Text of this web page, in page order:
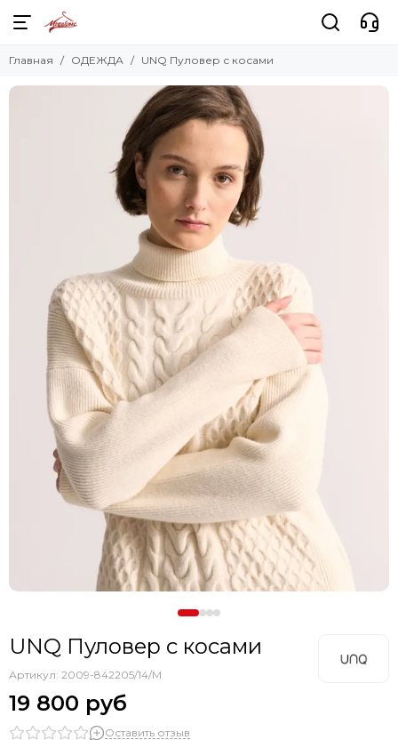
Главная ОДЕЖДА UNQ Пуловер с косами
UNQ Пуловер с косами
Артикул: 2009-842205/14/M
19 800 руб
Оставить отзыв